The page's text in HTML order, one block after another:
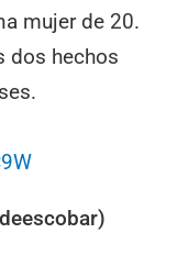
mujer de 20.
dos hechos